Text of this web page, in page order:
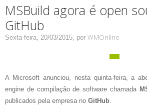
MSBuild agora é open
GitHub
Sexta-feira, 20/03/2015, por WMOnline
A Microsoft anunciou, nesta quinta-feira, a
engine de compilação de software chamada
publicados pela empresa no GitHub.